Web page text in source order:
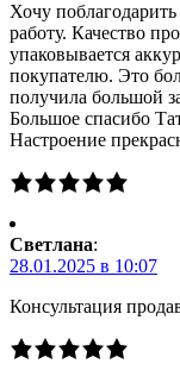
Хочу
работу. Качество
упаковывается
покупателю. Это
получила большой
Большое спасибо
Настроение
Светлана:
28.01.2025 в 10:07
Консультация